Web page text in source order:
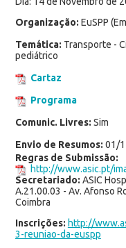
Organização: EuSPP
Temática: Transporte -
pediátrico
Cartaz
Programa
Comunic. Livres: Sim
Envio de Resumos: 01/
Regras de Submissão:
http://www.asic.pt/
Secretariado: ASIC
A.21.00.03 - Av. Afonso
Coimbra
Inscrições: http://
3-reuniao-da-euspp